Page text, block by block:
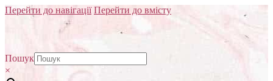
Перейти до навігації Перейти до вмісту
Пошук
×